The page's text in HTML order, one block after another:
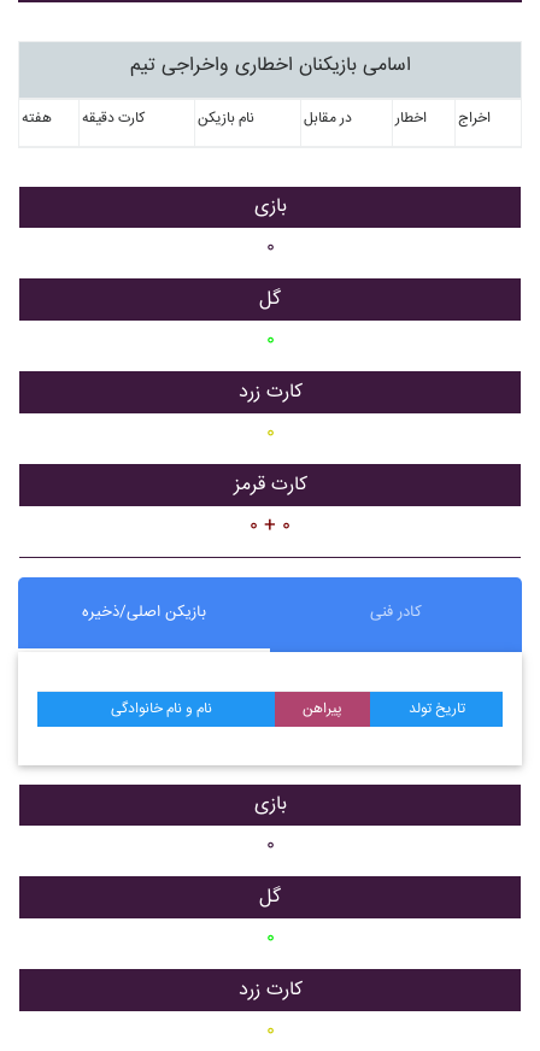
اسامی بازیکنان اخطاری واخراجی تیم
هفته کارت دقیقه نام بازیکن در مقابل اخطار اخراج
بازی
۰
گل
۰
کارت زرد
۰
کارت قرمز
۰ + ۰
بازیکن اصلی/ذخیره کادر فنی
نام و نام خانوادگی پیراهن تاریخ تولد
بازی
۰
گل
۰
کارت زرد
۰